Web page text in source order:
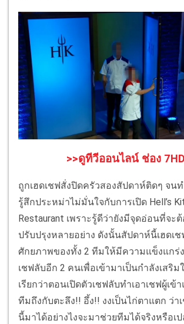
>>ดูทีวีออนไลน์ ช่อง
ถูกเฮดเชฟสั่งปิดครัวสองสัปดาห์ติดๆ จนท
รู้สึกประหม่าไม่มั่นใจกับการเปิด Hell’s
Restaurant เพราะรู้ดีว่ายังมีจุดอ่อนที่จะ
ปรับปรุงหลายอย่าง ดังนั้นสัปดาห์นี้เฮดเช
ศักยภาพของทั้ง 2 ทีมให้มีความแข็งแกร่
เชฟลับอีก 2 คนเพื่อเข้ามาเป็นกำลังเสริ
เรียกว่าตอนเปิดตัวเชฟลับทำเอาเชฟผู้เข้
ทีมถึงกับตะลึง!! อึ้ง!! งงเป็นไก่ตาแตก ว่า
นี้มาได้อย่างไงจะมาช่วยทีมได้จริงหรือเป